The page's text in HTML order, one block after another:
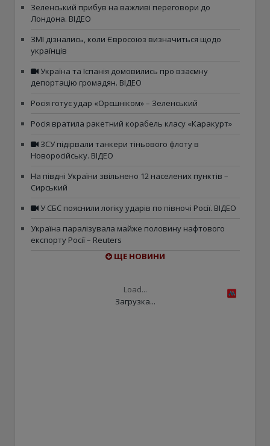
Зеленський прибув на важливі переговори до
Лондона. ВІДЕО
ЗМІ дізнались, коли Євросоюз визначиться щодо
українців
Україна та Іспанія домовились про взаємну
депортацію громадян. ВІДЕО
Росія готує удар «Орєшніком» – Зеленський
Росія вратила ракетний корабель класу «Каракурт»
ЗСУ підірвали танкери тіньового флоту в
Новоросійську. ВІДЕО
На півдні України звільнено 12 населених пунктів –
Сирський
У СБС пояснили логіку ударів по півночі Росії. ВІДЕО
Україна паралізувала майже половину нафтового
експорту Росії – Reuters
ЩЕ НОВИНИ
Load...
Загрузка...